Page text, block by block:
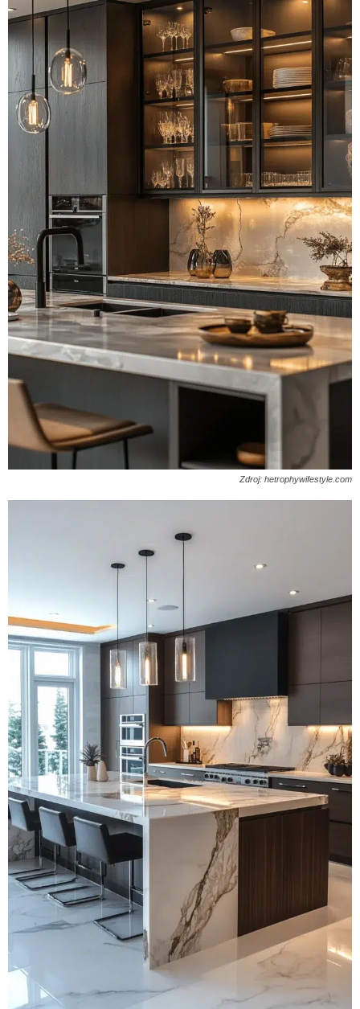
Zdroj: hetrophywifestyle.com